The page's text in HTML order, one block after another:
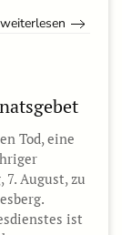
weiterlesen
Tod, eine
August, zu
ist